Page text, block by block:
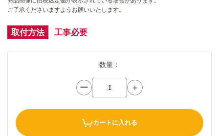
ご了承くださいますようお願いいたします。
取付方法 工事必要
数量：
ー ＋
カートに入れる